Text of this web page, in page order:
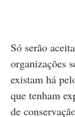
Só serão
organizações
existam há
que tenham
de